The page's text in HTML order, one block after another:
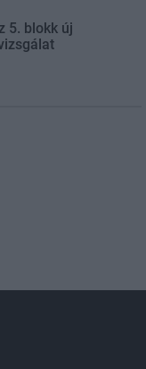
5. blokk új